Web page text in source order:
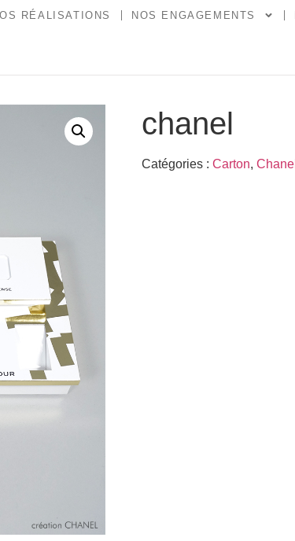
RÉALISATIONS NOS ENGAGEMENTS
chanel
Catégories : Carton, Chanel